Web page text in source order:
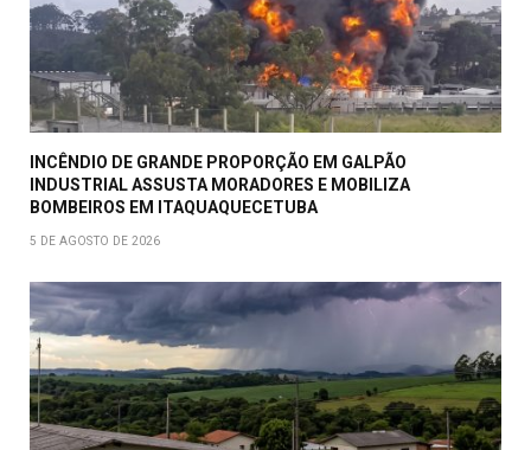
INCÊNDIO DE GRANDE PROPORÇÃO EM GALPÃO
INDUSTRIAL ASSUSTA MORADORES E MOBILIZA
BOMBEIROS EM ITAQUAQUECETUBA
5 DE AGOSTO DE 2026